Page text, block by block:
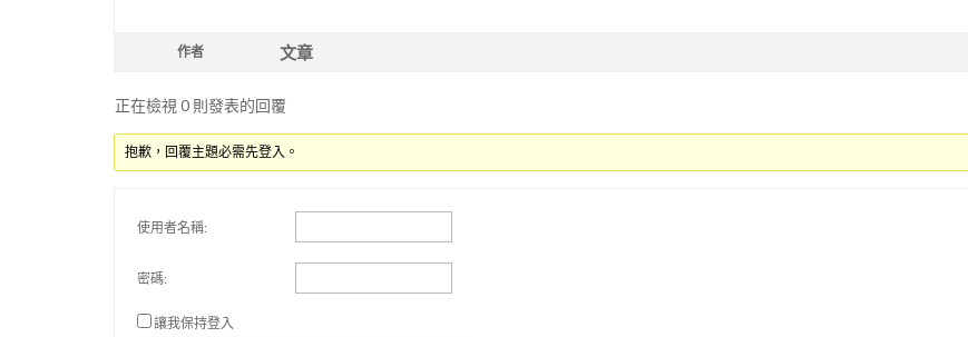
作者 文章
正在檢視 0 則發表的回覆
抱歉，回覆主題必需先登入。
使用者名稱:
密碼:
讓我保持登入